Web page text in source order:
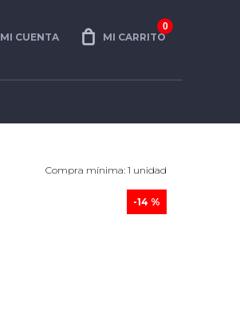
0
MI CARRITO
MI CUENTA
Compra mínima: 1 unidad
-14 %